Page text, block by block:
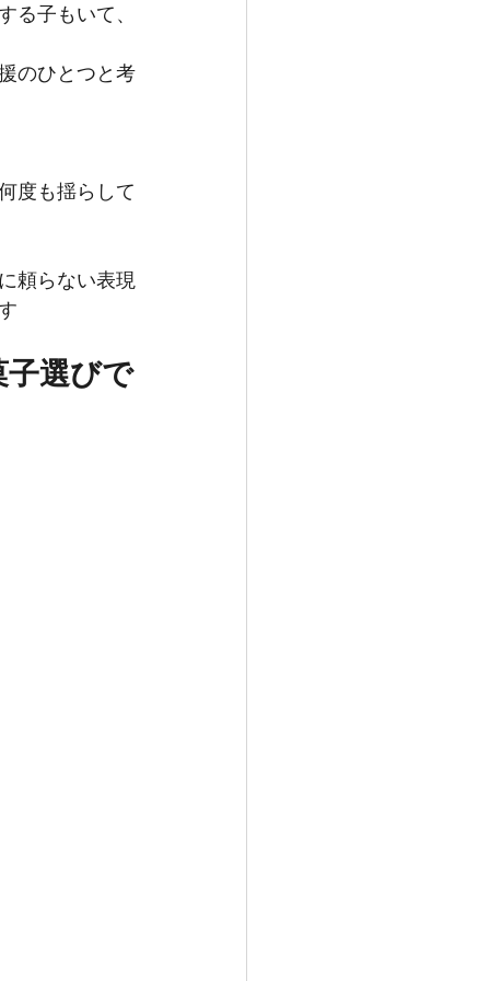
る子もいて、
のひとつと考
度も揺らして
頼らない表現
子選びで